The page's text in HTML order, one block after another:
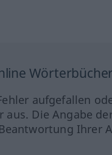
aufgefallen
aus. Die Angabe
Ihrer